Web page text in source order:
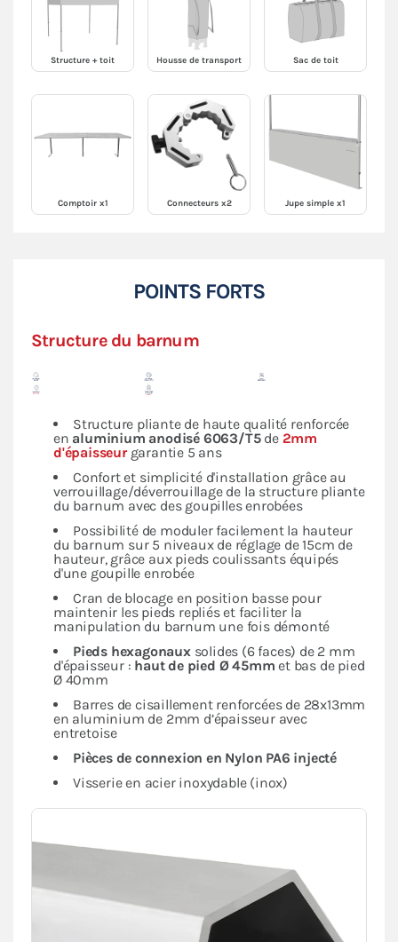
Structure + toit Housse de transport Sac de toit
Comptoir x1 Connecteurs x2 Jupe simple x1
POINTS FORTS
Structure du barnum
Structure pliante de haute qualité renforcée
en aluminium anodisé 6063/T5de 2mm
d'épaisseurgarantie 5 ans
Confort et simplicité d'installation grâce au
verrouillage/déverrouillage de la structure pliante
du barnum avec des goupilles enrobées
Possibilité de moduler facilement la hauteur
du barnum sur 5 niveaux de réglage de 15cm de
hauteur, grâce aux pieds coulissants équipés
d'une goupille enrobée
Cran de blocage en position basse pour
maintenir les pieds repliés et faciliter la
manipulation du barnum une fois démonté
Pieds hexagonauxsolides (6 faces) de 2 mm
d'épaisseur : haut de pied Ø 45mm et bas de pied
Ø 40mm
Barres de cisaillement renforcées de 28x13mm
en aluminium de 2mm d’épaisseur avec
entretoise
Pièces de connexion en Nylon PA6 injecté
Visserie en acier inoxydable (inox)